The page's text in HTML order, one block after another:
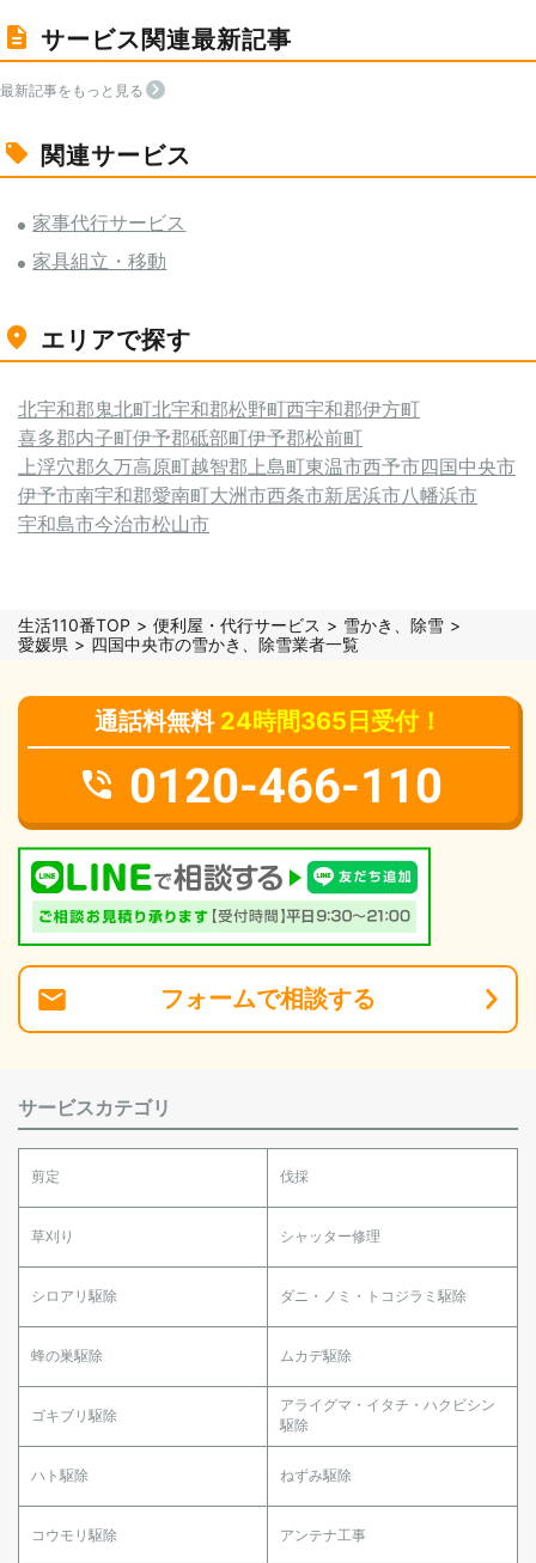
サービス関連最新記事
最新記事をもっと見る
関連サービス
家事代行サービス
家具組立・移動
エリアで探す
北宇和郡鬼北町北宇和郡松野町西宇和郡伊方町
喜多郡内子町伊予郡砥部町伊予郡松前町
上浮穴郡久万高原町越智郡上島町東温市西予市四国中央市
伊予市南宇和郡愛南町大洲市西条市新居浜市八幡浜市
宇和島市今治市松山市
生活110番TOP 便利屋・代行サービス
雪かき、除雪
愛媛県
四国中央市の雪かき、除雪業者一覧
通話料無料 24時間365日受付！
0120-466-110
フォームで相談する
サービスカテゴリ
剪定 伐採
草刈り シャッター修理
シロアリ駆除 ダニ・ノミ・トコジラミ駆除
蜂の巣駆除 ムカデ駆除
ゴキブリ駆除
アライグマ・イタチ・ハクビシン
駆除
ハト駆除 ねずみ駆除
コウモリ駆除 アンテナ工事